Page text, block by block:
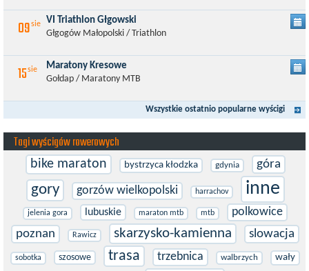
09sie VI Triathlon Głgowski
Głgogów Małopolski / Triathlon
15sie Maratony Kresowe
Gołdap / Maratony MTB
Wszystkie ostatnio popularne wyścigi
Tagi wyścigów rowerowych
bike maraton bystrzyca kłodzka gdynia góra
gory gorzów wielkopolski harrachov inne
jelenia gora lubuskie maraton mtb mtb
polkowice
poznan
Rawicz skarzysko-kamienna slowacja
sobotka szosowe trasa trzebnica walbrzych wały